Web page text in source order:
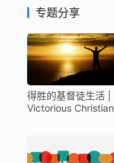
专题分享
得胜的基督徒生活 |
Victorious Christian